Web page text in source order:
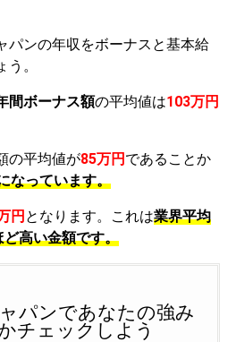
パンの年収をボーナスと基本給
。
間ボーナス額の平均値は103万円
の平均値が85万円 であることか
なっています。
円 となります。これは業界平均
高い金額です。
パンであなたの強み
チェックしよう